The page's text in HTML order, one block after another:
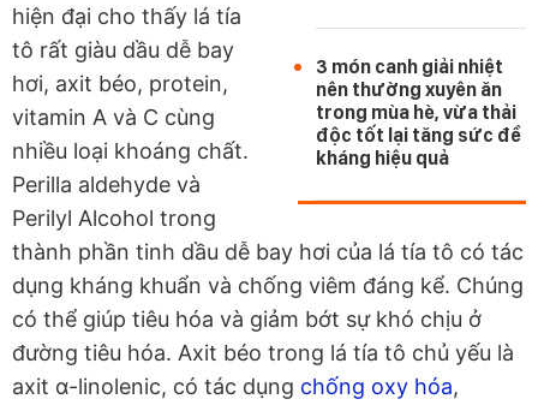
3 món canh giải nhiệt
nên thường xuyên ăn
trong mùa hè, vừa thải
độc tốt lại tăng sức đề
kháng hiệu quả
hiện đại cho thấy lá tía
tô rất giàu dầu dễ bay
hơi, axit béo, protein,
vitamin A và C cùng
nhiều loại khoáng chất.
Perilla aldehyde và
Perilyl Alcohol trong
thành phần tinh dầu dễ bay hơi của lá tía tô có tác
dụng kháng khuẩn và chống viêm đáng kể. Chúng
có thể giúp tiêu hóa và giảm bớt sự khó chịu ở
đường tiêu hóa. Axit béo trong lá tía tô chủ yếu là
axit α-linolenic, có tác dụng chống oxy hóa,